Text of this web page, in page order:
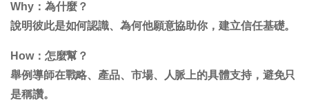
Why：為什麼？
說明彼此是如何認識、為何他願意協助你，建立信任基礎。
How：怎麼幫？
舉例導師在戰略、產品、市場、人脈上的具體支持，避免只
是稱讚。